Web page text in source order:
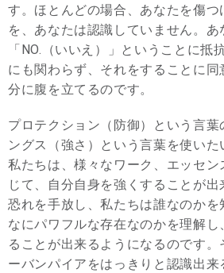
す。ほとんどの場合、あなたを傷
を、あなたは認識していません。あ
「NO.（いいえ）」ということに抵
にも関わらず、それをすることに同
分に腹を立てるのです。
プロテクション（防御）という言葉
ングス（強さ）という言葉を使いた
私たちは、様々なワーク、エッセン
じて、自分自身を強くすることが出
恐れを手放し、私たちは誰なのかを
なにパワフルな存在なのかを理解し
ることが出来るようになるのです
ーバンパイアをはっきりと認識出来